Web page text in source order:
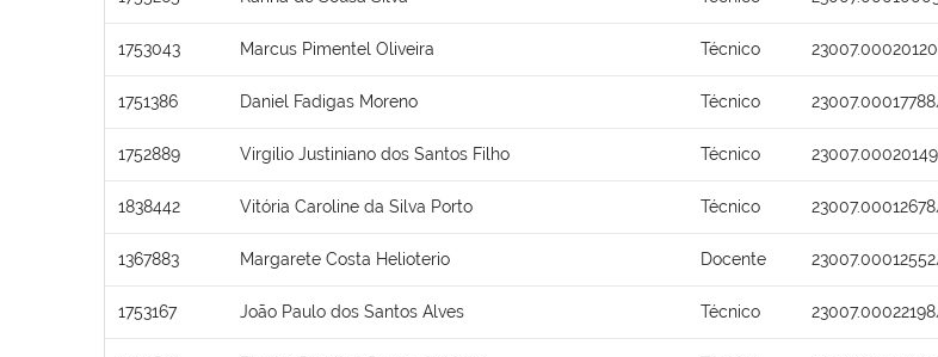
1753043 Marcus Pimentel Oliveira Técnico
1751386 Daniel Fadigas Moreno Técnico
1752889 Virgilio Justiniano dos Santos Filho Técnico
1838442 Vitória Caroline da Silva Porto Técnico
1367883 Margarete Costa Helioterio Docente
1753167 João Paulo dos Santos Alves Técnico